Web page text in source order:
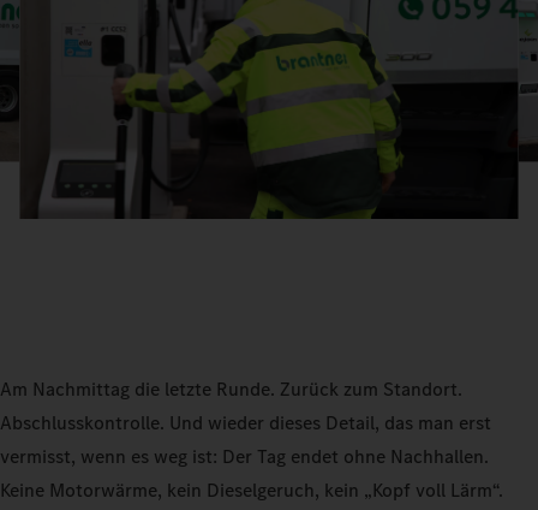
Am Nachmittag die letzte Runde. Zurück zum Standort.
Abschlusskontrolle. Und wieder dieses Detail, das man erst
vermisst, wenn es weg ist: Der Tag endet ohne Nachhallen.
Keine Motorwärme, kein Dieselgeruch, kein „Kopf voll Lärm“.